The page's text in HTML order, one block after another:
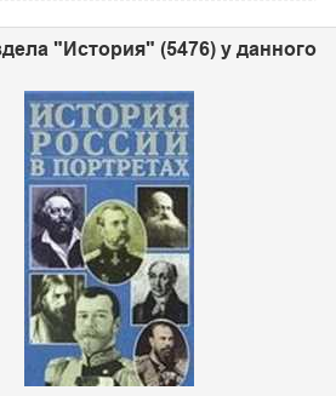
"История" (5476) у данного